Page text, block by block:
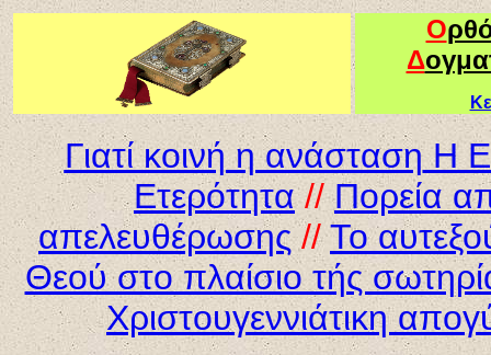
Ο
Δ
Γιατί κοινή η ανάστασηΗ
Ετερότητα // Πορεία
απελευθέρωσης // Το
Θεού στο πλαίσιο τής
Χριστουγεννιάτικη